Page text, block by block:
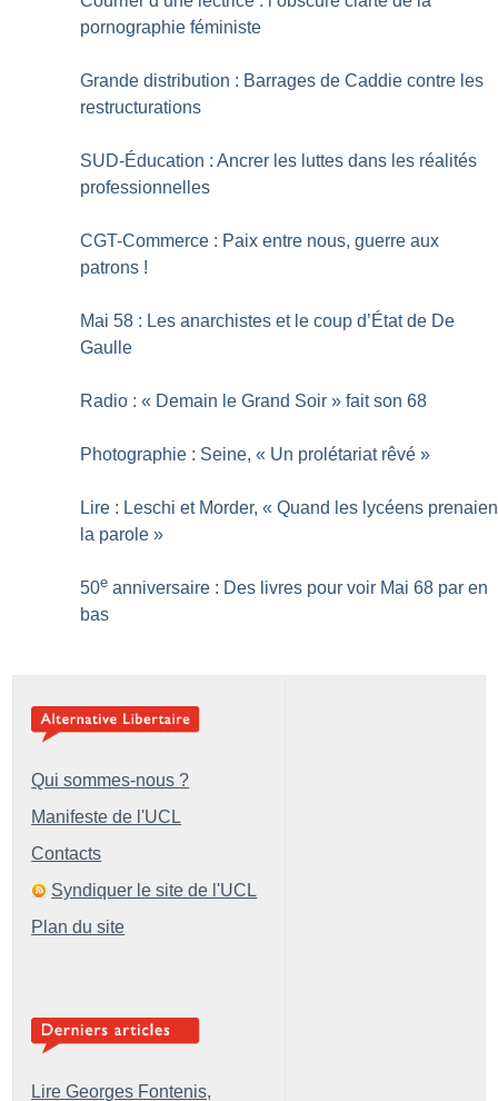
pornographie féministe
Grande distribution : Barrages de Caddie contre les
restructurations
SUD-Éducation : Ancrer les luttes dans les réalités
professionnelles
CGT-Commerce : Paix entre nous, guerre aux
patrons !
Mai 58 : Les anarchistes et le coup d’État de De
Gaulle
Radio : « Demain le Grand Soir » fait son 68
Photographie : Seine, « Un prolétariat rêvé »
Lire : Leschi et Morder, « Quand les lycéens
la parole »
50e anniversaire : Des livres pour voir Mai 68 par en
bas
Qui sommes-nous ?
Manifeste de l'UCL
Contacts
Syndiquer le site de l'UCL
Plan du site
Lire Georges Fontenis,